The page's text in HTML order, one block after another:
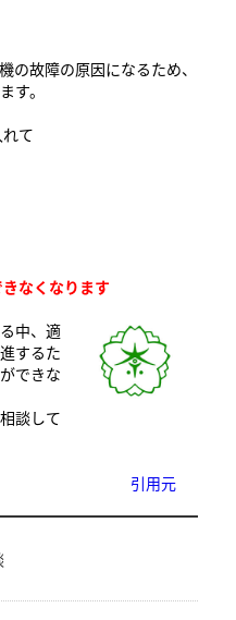
故障の原因になるため、
す。
て
なくなります
中、適
するた
できな
談して
引用元